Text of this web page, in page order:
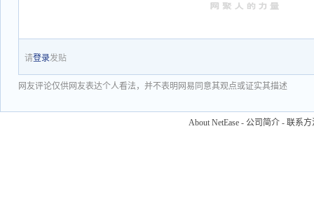
请登录发贴
网友评论仅供网友表达个人看法，并不表明网易同意其观点或证实其描述
About NetEase - 公司简介 - 联系方